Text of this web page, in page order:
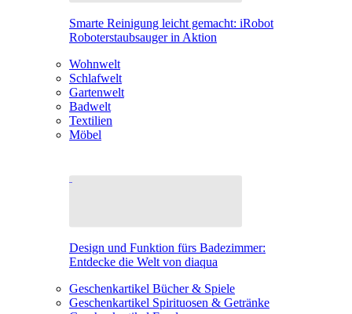
Smarte Reinigung leicht gemacht: iRobot
Roboterstaubsauger in Aktion
Wohnwelt
Schlafwelt
Gartenwelt
Badwelt
Textilien
Möbel
Design und Funktion fürs Badezimmer:
Entdecke die Welt von diaqua
Geschenkartikel Bücher & Spiele
Geschenkartikel Spirituosen & Getränke